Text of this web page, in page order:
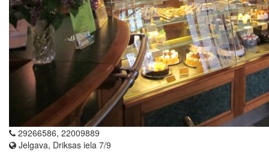
29266586, 22009889
Jelgava, Driksas iela 7/9